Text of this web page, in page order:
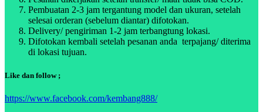
Pembuatan 2-3 jam tergantung model dan ukuran, setelah
selesai orderan (sebelum diantar) difotokan.
Delivery/ pengiriman 1-2 jam terbangtung lokasi.
Difotokan kembali setelah pesanan anda terpajang/ diterima
di lokasi tujuan.
Like dan follow ;
https://www.facebook.com/kembang888/